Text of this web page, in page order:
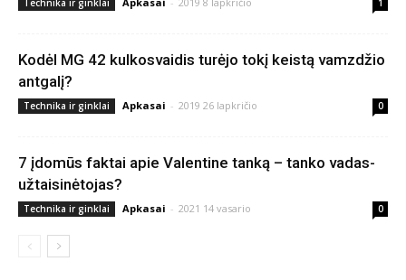
Technika ir ginklai 1
Kodėl MG 42 kulkosvaidis turėjo tokį keistą vamzdžio
antgalį?
Technika ir ginklai Apkasai - 2019 26 lapkričio 0
7 įdomūs faktai apie Valentine tanką – tanko vadas-
užtaisinėtojas?
Technika ir ginklai Apkasai - 2021 14 vasario 0